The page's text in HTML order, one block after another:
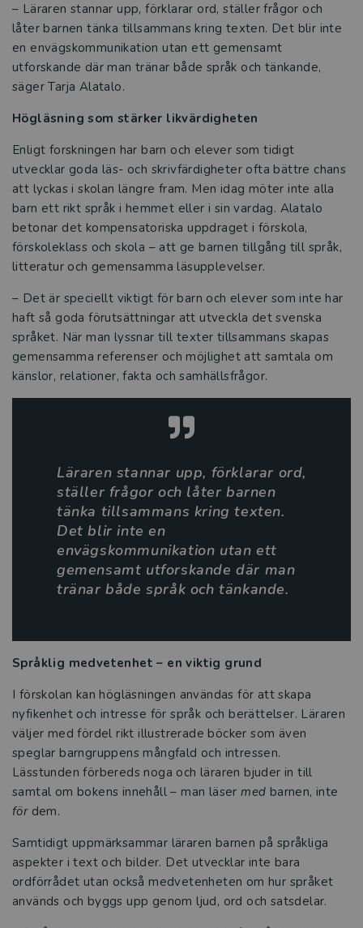
Det ska vara lätt att läsa!
Läs – i alla ämnen
Från forskning till framgång i
klassrummet
De vill stärka lärares resiliens i
yrkesvardagen
Vikten av en skola som främjar läsande
och skrivande
Tre snabba frågor om Språkliga
Värdeskapande lärande ger djupare
lärande i skolan
Stärk pedagogiken med estetiken
VFU-handledares betydelse för
lärarstudenters praktiska yrkeskunnande
Intervju med Therese Nilsson
Tre snabba frågor om Fritidshemmet i
teori och praktik
Intervju med Emelie Östman-Fritzin
Utvecklingsstrategen som vill skapa
Fokus på lärande viktigt även i
resursskola
De ger nycklar till hållbar skolutveckling
Tre frågor till Pär Larsson och Jan
Löwstedt
– Läraren stannar upp, förklarar ord, ställer frågor och
låter barnen tänka tillsammans kring texten. Det blir inte
en envägskommunikation utan ett gemensamt
utforskande där man tränar både språk och tänkande,
säger Tarja Alatalo.
Högläsning som stärker likvärdigheten
Enligt forskningen har barn och elever som tidigt
utvecklar goda läs- och skrivfärdigheter ofta bättre chans
att lyckas i skolan längre fram. Men idag möter inte alla
barn ett rikt språk i hemmet eller i sin vardag. Alatalo
betonar det kompensatoriska uppdraget i förskola,
förskoleklass och skola – att ge barnen tillgång till språk,
litteratur och gemensamma läsupplevelser.
– Det är speciellt viktigt för barn och elever som inte har
haft så goda förutsättningar att utveckla det svenska
språket. När man lyssnar till texter tillsammans skapas
gemensamma referenser och möjlighet att samtala om
känslor, relationer, fakta och samhällsfrågor.
Läraren stannar upp, förklarar ord,
ställer frågor och låter barnen
tänka tillsammans kring texten.
Det blir inte en
envägskommunikation utan ett
gemensamt utforskande där man
tränar både språk och tänkande.
Språklig medvetenhet – en viktig grund
I förskolan kan högläsningen användas för att skapa
nyfikenhet och intresse för språk och berättelser. Läraren
väljer med fördel rikt illustrerade böcker som även
speglar barngruppens mångfald och intressen.
Lässtunden förbereds noga och läraren bjuder in till
samtal om bokens innehåll – man läsermed barnen, inte
fördem.
Samtidigt uppmärksammar läraren barnen på språkliga
aspekter i text och bilder. Det utvecklar inte bara
ordförrådet utan också medvetenheten om hur språket
används och byggs upp genom ljud, ord och satsdelar.